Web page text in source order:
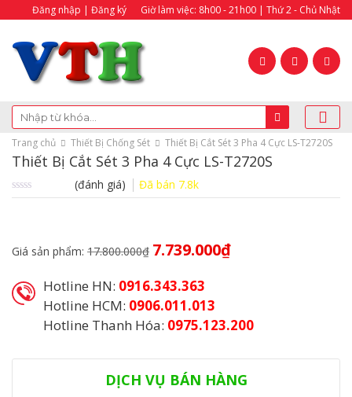
Đăng nhập | Đăng ký Giờ làm việc: 8h00 - 21h00 | Thứ 2 - Chủ Nhật
Trang chủ Thiết Bị Chống Sét Thiết Bị Cắt Sét 3 Pha 4 Cực LS-T2720S
Thiết Bị Cắt Sét 3 Pha 4 Cực LS-T2720S
Được
5
sao
(đánh giá) Đã bán 7.8k
Giá sản phẩm: 17.800.000₫ Giá
gốc
17.800.000₫.
7.739.000₫Giá
Hotline HN: 0916.343.363
Hotline HCM: 0906.011.013
Hotline Thanh Hóa: 0975.123.200
Danh mục:Thiết Bị Chống Sét
DỊCH VỤ BÁN HÀNG